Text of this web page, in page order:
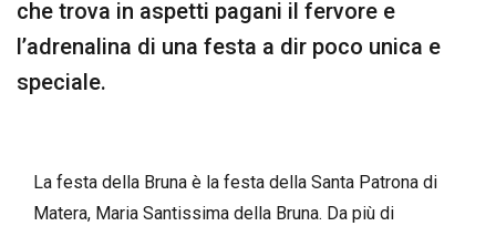
che trova in aspetti pagani il fervore e
l’adrenalina di una festa a dir poco unica e
speciale.
La festa della Bruna è la festa della Santa Patrona di
Matera, Maria Santissima della Bruna. Da più di